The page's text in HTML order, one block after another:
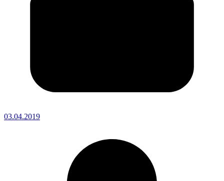
03.04.2019